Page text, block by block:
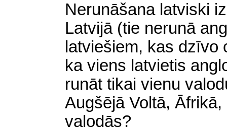
Nerunāšana latviski
Latvijā (tie nerunā
latviešiem, kas
ka viens latvietis
runāt tikai vienu
Augšējā Voltā,
valodās?